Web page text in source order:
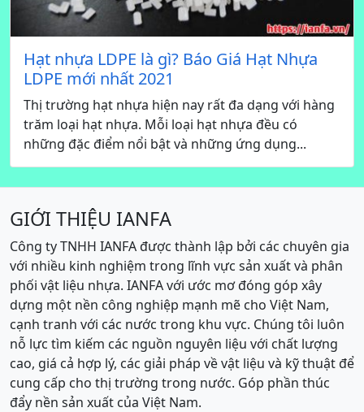
Hạt nhựa LDPE là gì? Báo Giá Hạt Nhựa
LDPE mới nhất 2021
Thị trường hạt nhựa hiện nay rất đa dạng với hàng
trăm loại hạt nhựa. Mỗi loại hạt nhựa đều có
những đặc điểm nổi bật và những ứng dụng...
GIỚI THIỆU IANFA
Công ty TNHH IANFA được thành lập bởi các chuyên gia
với nhiều kinh nghiệm trong lĩnh vực sản xuất và phân
phối vật liệu nhựa. IANFA với ước mơ đóng góp xây
dựng một nền công nghiệp mạnh mẽ cho Việt Nam,
cạnh tranh với các nước trong khu vực. Chúng tôi luôn
nỗ lực tìm kiếm các nguồn nguyên liệu với chất lượng
cao, giá cả hợp lý, các giải pháp về vật liệu và kỹ thuật để
cung cấp cho thị trường trong nước. Góp phần thúc
đẩy nền sản xuất của Việt Nam.